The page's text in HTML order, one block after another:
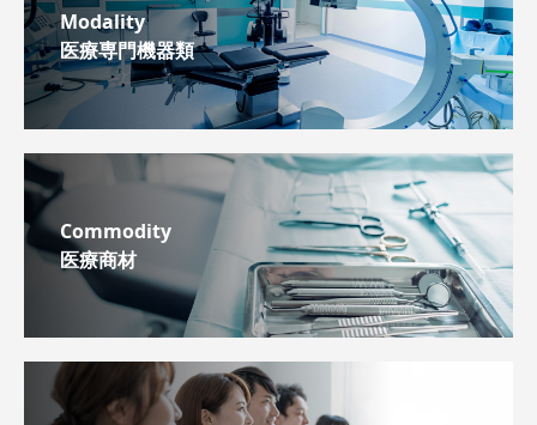
Modality
医療専門機器類
Commodity
医療商材